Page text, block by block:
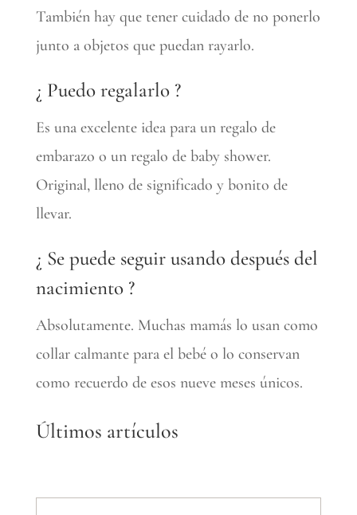
También hay que tener cuidado de no ponerlo
junto a objetos que puedan rayarlo.
¿ Puedo regalarlo ?
Es una excelente idea para un regalo de
embarazo o un regalo de baby shower.
Original, lleno de significado y bonito de
llevar.
¿ Se puede seguir usando después del
nacimiento ?
Absolutamente. Muchas mamás lo usan como
collar calmante para el bebé o lo conservan
como recuerdo de esos nueve meses únicos.
Últimos artículos